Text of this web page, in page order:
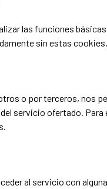
las funciones
sin estas
o por terceros, nos
servicio ofertado.
al servicio con